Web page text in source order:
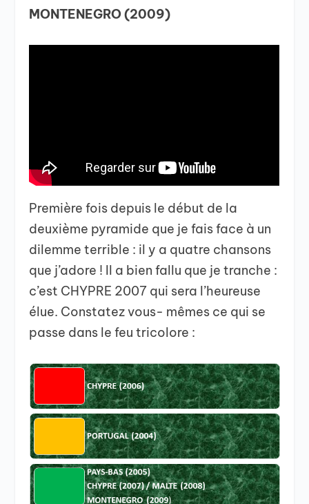
MONTENEGRO (2009)
Première fois depuis le début de la
deuxième pyramide que je fais face à un
dilemme terrible : il y a quatre chansons
que j’adore ! Il a bien fallu que je tranche :
c’est CHYPRE 2007 qui sera l’heureuse
élue. Constatez vous- mêmes ce qui se
passe dans le feu tricolore :